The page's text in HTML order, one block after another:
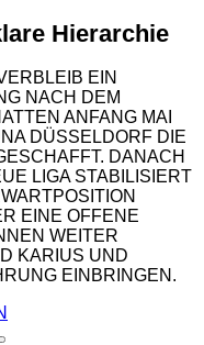
Hierarchie
EIN
NACH DEM
ANFANG MAI
DÜSSELDORF DIE
DANACH
LIGA STABILISIERT
EINE OFFENE
WEITER
KARIUS UND
EINBRINGEN.